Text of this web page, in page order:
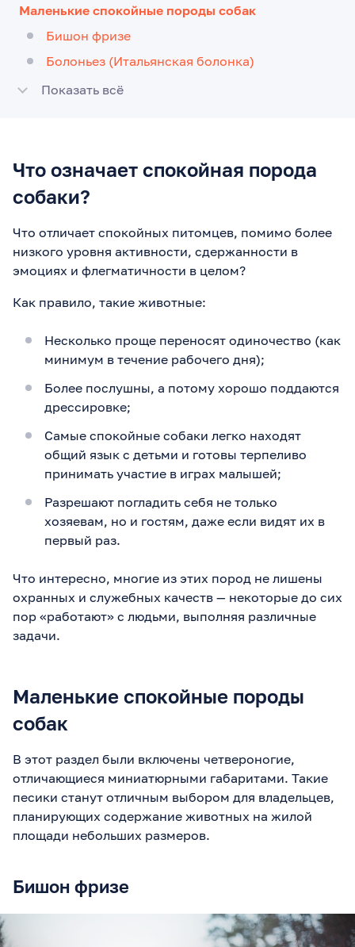
Маленькие спокойные породы собак
Бишон фризе
Болоньез (Итальянская болонка)
Показать всё
Что означает спокойная порода
собаки?
Что отличает спокойных питомцев, помимо более
низкого уровня активности, сдержанности в
эмоциях и флегматичности в целом?
Как правило, такие животные:
Несколько проще переносят одиночество (как
минимум в течение рабочего дня);
Более послушны, а потому хорошо поддаются
дрессировке;
Самые спокойные собаки легко находят
общий язык с детьми и готовы терпеливо
принимать участие в играх малышей;
Разрешают погладить себя не только
хозяевам, но и гостям, даже если видят их в
первый раз.
Что интересно, многие из этих пород не лишены
охранных и служебных качеств — некоторые до сих
пор «работают» с людьми, выполняя различные
задачи.
Маленькие спокойные породы
собак
В этот раздел были включены четвероногие,
отличающиеся миниатюрными габаритами. Такие
песики станут отличным выбором для владельцев,
планирующих содержание животных на жилой
площади небольших размеров.
Бишон фризе